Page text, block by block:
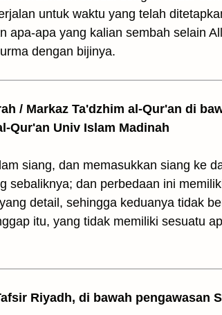
untuk waktu yang telah
apa-apa yang kalian sembah selain
dengan bijinya.
/ Markaz Ta'dzhim al-Qur'an di
Qur'an Univ Islam Madinah
siang, dan memasukkan siang ke
sebaliknya; dan perbedaan ini
detail, sehingga keduanya tidak
itu, yang tidak memiliki sesuatu
Riyadh, di bawah pengawasan